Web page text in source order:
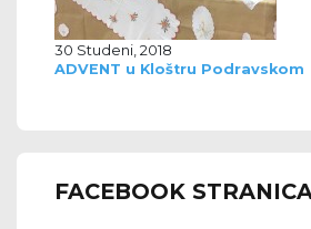
30 Studeni, 2018
ADVENT u Kloštru Podravskom
FACEBOOK